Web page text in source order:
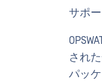
サポ
され
パッケ